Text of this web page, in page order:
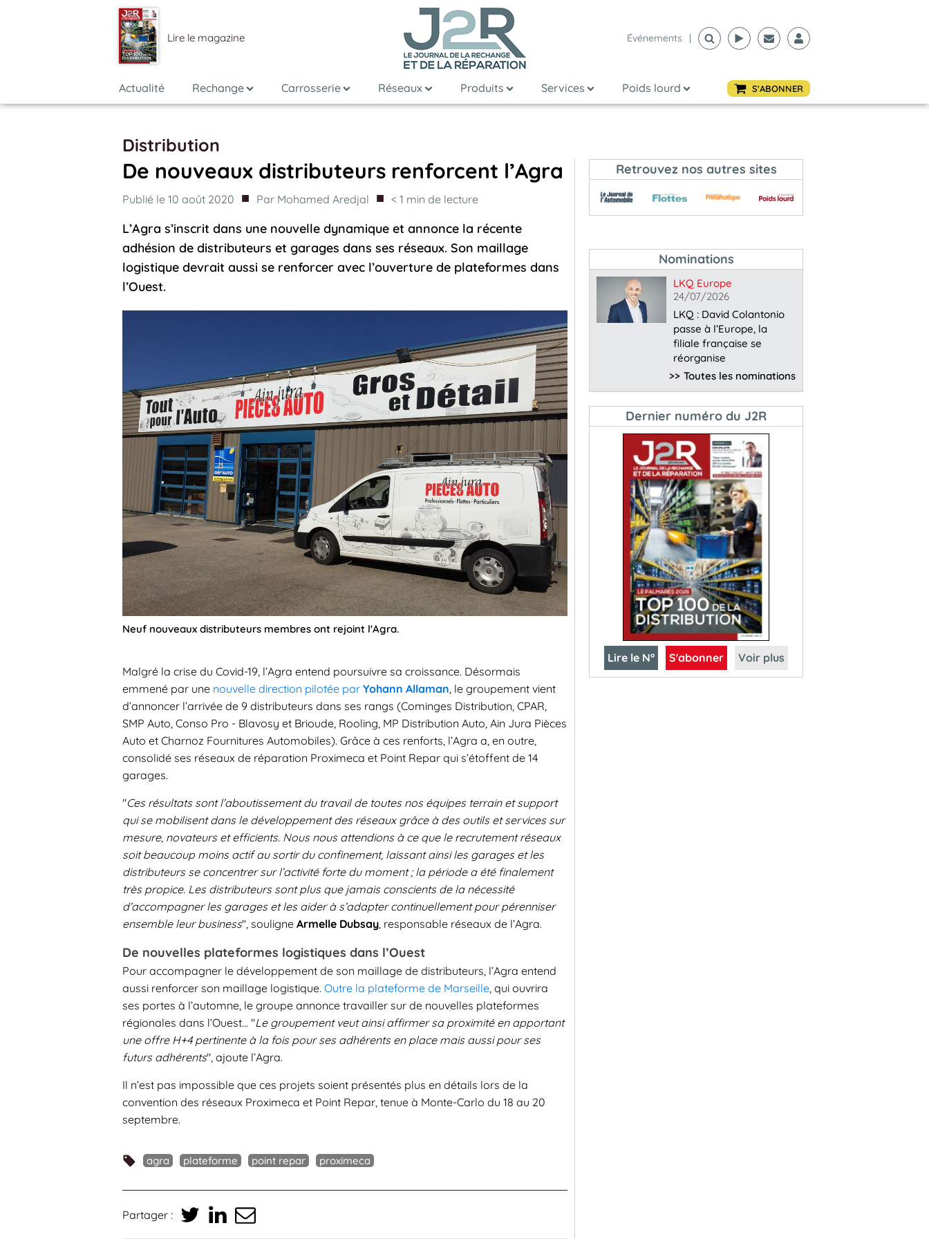
Lire le magazine Événements |
Actualité Rechange Carrosserie Réseaux Produits Services Poids lourd S'ABONNER
Distribution
De nouveaux distributeurs renforcent l’Agra
Publié le 10 août 2020 ■ Par Mohamed Aredjal ■ < 1 min de lecture
L’Agra s’inscrit dans une nouvelle dynamique et annonce la récente
adhésion de distributeurs et garages dans ses réseaux. Son maillage
logistique devrait aussi se renforcer avec l’ouverture de plateformes dans
l’Ouest.
Neuf nouveaux distributeurs membres ont rejoint l'Agra.
Malgré la crise du Covid-19, l’Agra entend poursuivre sa croissance. Désormais
emmené par une nouvelle direction pilotée par Yohann Allaman, le groupement vient
d’annoncer l’arrivée de 9 distributeurs dans ses rangs (Cominges Distribution, CPAR,
SMP Auto, Conso Pro - Blavosy et Brioude, Rooling, MP Distribution Auto, Ain Jura Pièces
Auto et Charnoz Fournitures Automobiles). Grâce à ces renforts, l’Agra a, en outre,
consolidé ses réseaux de réparation Proximeca et Point Repar qui s’étoffent de 14
garages.
"Ces résultats sont l’aboutissement du travail de toutes nos équipes terrain et support
qui se mobilisent dans le développement des réseaux grâce à des outils et services sur
mesure, novateurs et efficients. Nous nous attendions à ce que le recrutement réseaux
soit beaucoup moins actif au sortir du confinement, laissant ainsi les garages et les
distributeurs se concentrer sur l’activité forte du moment ; la période a été finalement
très propice. Les distributeurs sont plus que jamais conscients de la nécessité
d’accompagner les garages et les aider à s’adapter continuellement pour pérenniser
ensemble leur business", souligne Armelle Dubsay, responsable réseaux de l’Agra.
De nouvelles plateformes logistiques dans l’Ouest
Pour accompagner le développement de son maillage de distributeurs, l’Agra entend
aussi renforcer son maillage logistique. Outre la plateforme de Marseille, qui ouvrira
ses portes à l’automne, le groupe annonce travailler sur de nouvelles plateformes
régionales dans l’Ouest… "Le groupement veut ainsi affirmer sa proximité en apportant
une offre H+4 pertinente à la fois pour ses adhérents en place mais aussi pour ses
futurs adhérents", ajoute l’Agra.
Il n’est pas impossible que ces projets soient présentés plus en détails lors de la
convention des réseaux Proximeca et Point Repar, tenue à Monte-Carlo du 18 au 20
septembre.
agra plateforme point repar proximeca
Partager :
Retrouvez nos autres sites
Nominations
LKQ Europe
24/07/2026
LKQ : David Colantonio
passe à l’Europe, la
filiale française se
réorganise
>> Toutes les nominations
Dernier numéro du J2R
Lire le N° S'abonner Voir plus